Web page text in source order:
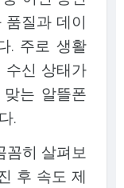
질과 데이
. 주로 생활
수신 상태가
는 알뜰폰
.
꼼히 살펴보
후 속도 제